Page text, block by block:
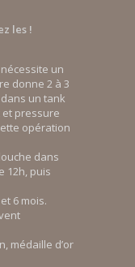
les !
un
donne 2 à 3
un tank
et pressure
opération
dans
12h, puis
6 mois.
médaille d’or